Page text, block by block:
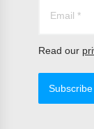
Read our
Subscribe